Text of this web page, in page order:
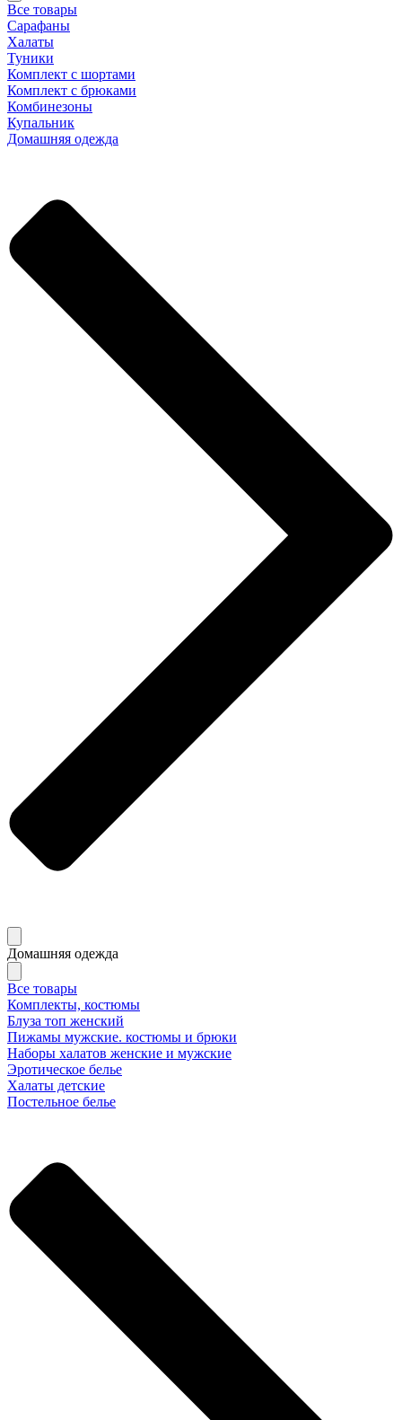
Все товары
Сарафаны
Халаты
Туники
Комплект с шортами
Комплект с брюками
Комбинезоны
Купальник
Домашняя одежда
Домашняя одежда
Все товары
Комплекты, костюмы
Блуза топ женский
Пижамы мужские. костюмы и брюки
Наборы халатов женские и мужские
Эротическое белье
Халаты детские
Постельное белье